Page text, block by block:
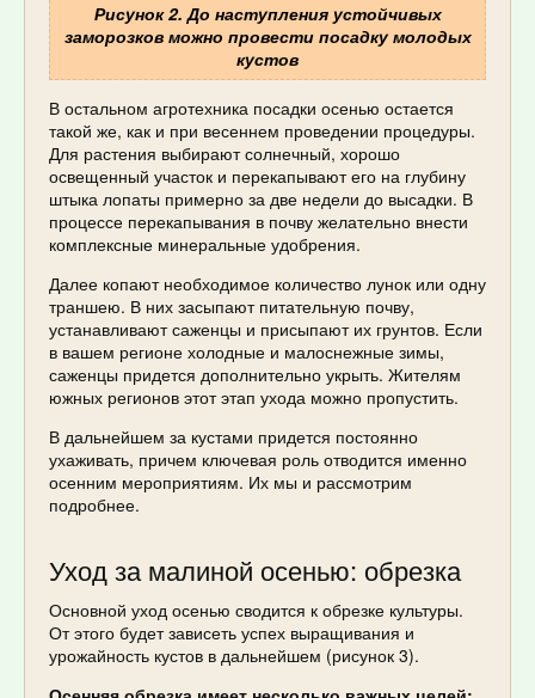
Рисунок 2. До наступления устойчивых
заморозков можно провести посадку молодых
кустов
В остальном агротехника посадки осенью остается
такой же, как и при весеннем проведении процедуры.
Для растения выбирают солнечный, хорошо
освещенный участок и перекапывают его на глубину
штыка лопаты примерно за две недели до высадки. В
процессе перекапывания в почву желательно внести
комплексные минеральные удобрения.
Далее копают необходимое количество лунок или одну
траншею. В них засыпают питательную почву,
устанавливают саженцы и присыпают их грунтов. Если
в вашем регионе холодные и малоснежные зимы,
саженцы придется дополнительно укрыть. Жителям
южных регионов этот этап ухода можно пропустить.
В дальнейшем за кустами придется постоянно
ухаживать, причем ключевая роль отводится именно
осенним мероприятиям. Их мы и рассмотрим
подробнее.
Уход за малиной осенью: обрезка
Основной уход осенью сводится к обрезке культуры.
От этого будет зависеть успех выращивания и
урожайность кустов в дальнейшем (рисунок 3).